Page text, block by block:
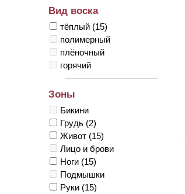
Вид воска
тёплый (15)
полимерный
плёночный
горячий
Зоны
Бикини
Грудь (2)
Живот (15)
Лицо и брови
Ноги (15)
Подмышки
Руки (15)